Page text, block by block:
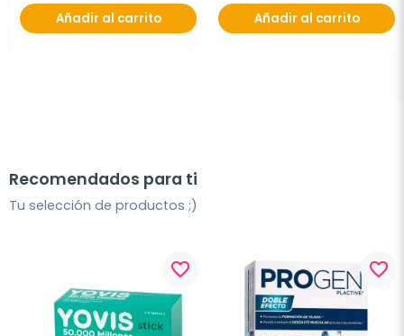
Añadir al carrito Añadir al carrito
Recomendados para ti
Tu selección de productos ;)
favorite_border favorite_border